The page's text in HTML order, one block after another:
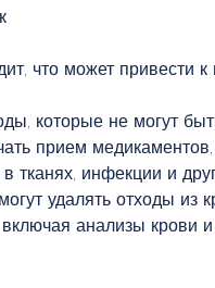
что может привести к
которые не могут
прием
в тканях, инфекции и
удалять отходы
анализы крови